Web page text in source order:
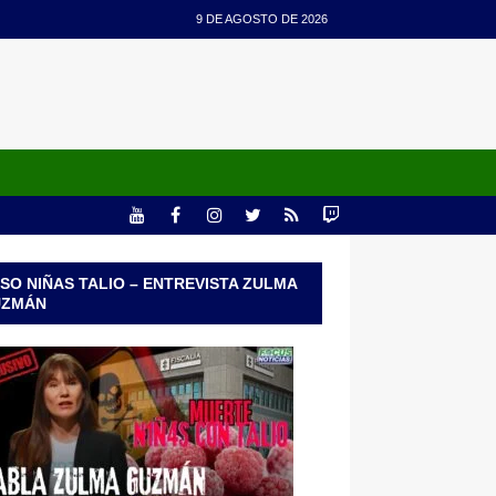
9 DE AGOSTO DE 2026
NIÑAS TALIO – ENTREVISTA ZULMA